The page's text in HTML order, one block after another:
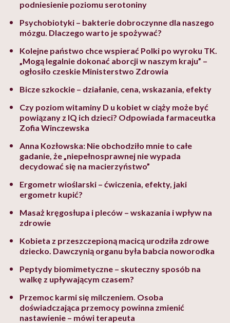
podniesienie poziomu serotoniny
Psychobiotyki – bakterie dobroczynne dla naszego
mózgu. Dlaczego warto je spożywać?
Kolejne państwo chce wspierać Polki po wyroku TK.
„Mogą legalnie dokonać aborcji w naszym kraju” –
ogłosiło czeskie Ministerstwo Zdrowia
Bicze szkockie – działanie, cena, wskazania, efekty
Czy poziom witaminy D u kobiet w ciąży może być
powiązany z IQ ich dzieci? Odpowiada farmaceutka
Zofia Winczewska
Anna Kozłowska: Nie obchodziło mnie to całe
gadanie, że „niepełnosprawnej nie wypada
decydować się na macierzyństwo”
Ergometr wioślarski – ćwiczenia, efekty, jaki
ergometr kupić?
Masaż kręgosłupa i pleców – wskazania i wpływ na
zdrowie
Kobieta z przeszczepioną macicą urodziła zdrowe
dziecko. Dawczynią organu była babcia noworodka
Peptydy biomimetyczne – skuteczny sposób na
walkę z upływającym czasem?
Przemoc karmi się milczeniem. Osoba
doświadczająca przemocy powinna zmienić
nastawienie – mówi terapeuta